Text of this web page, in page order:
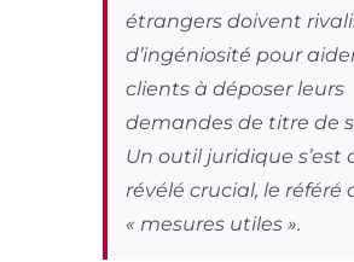
étrangers doivent
d’ingéniosité pour
clients à déposer leurs
demandes de titre de
Un outil juridique s’est
révélé crucial, le référé
« mesures utiles ».